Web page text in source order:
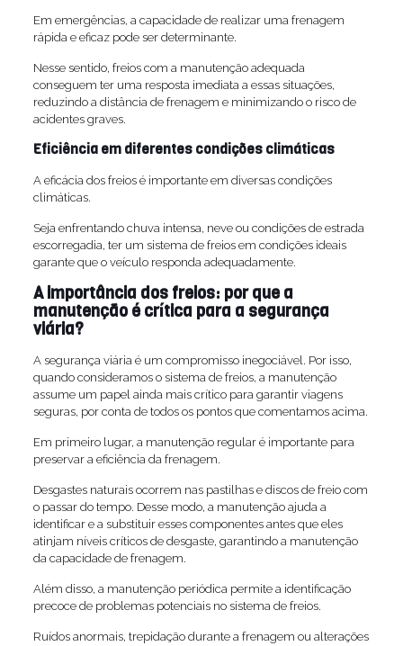
Em emergências, a capacidade de realizar uma frenagem
rápida e eficaz pode ser determinante.
Nesse sentido, freios com a manutenção adequada
conseguem ter uma resposta imediata a essas situações,
reduzindo a distância de frenagem e minimizando o risco de
acidentes graves.
Eficiência em diferentes condições climáticas
A eficácia dos freios é importante em diversas condições
climáticas.
Seja enfrentando chuva intensa, neve ou condições de estrada
escorregadia, ter um sistema de freios em condições ideais
garante que o veículo responda adequadamente.
A importância dos freios: por que a
manutenção é crítica para a segurança
viária?
A segurança viária é um compromisso inegociável. Por isso,
quando consideramos o sistema de freios, a manutenção
assume um papel ainda mais crítico para garantir viagens
seguras, por conta de todos os pontos que comentamos acima.
Em primeiro lugar, a manutenção regular é importante para
preservar a eficiência da frenagem.
Desgastes naturais ocorrem nas pastilhas e discos de freio com
o passar do tempo. Desse modo, a manutenção ajuda a
identificar e a substituir esses componentes antes que eles
atinjam níveis críticos de desgaste, garantindo a manutenção
da capacidade de frenagem.
Além disso, a manutenção periódica permite a identificação
precoce de problemas potenciais no sistema de freios.
Ruídos anormais, trepidação durante a frenagem ou alterações